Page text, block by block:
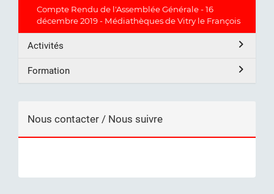
Compte Rendu de l'Assemblée Générale - 16
décembre 2019 - Médiathèques de Vitry le François
Activités
Formation
Nous contacter / Nous suivre